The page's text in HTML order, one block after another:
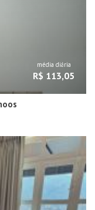
média diária
R$ 113,05